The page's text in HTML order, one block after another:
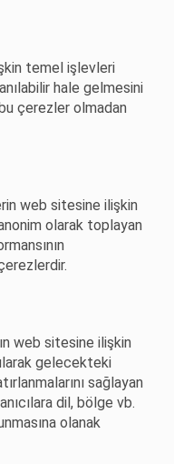
temel işlevleri
hale gelmesini
çerezler olmadan
web sitesine ilişkin
olarak toplayan
web sitesine ilişkin
gelecekteki
sağlayan
dil, bölge vb.
olanak